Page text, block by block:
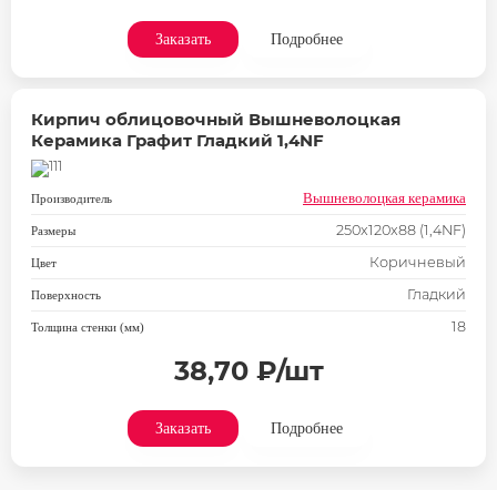
Заказать Подробнее
Кирпич облицовочный Вышневолоцкая
Керамика Графит Гладкий 1,4NF
Производитель Вышневолоцкая керамика
Размеры 250x120x88 (1,4NF)
Цвет Коричневый
Поверхность Гладкий
Толщина стенки (мм) 18
38,70 ₽/шт
Заказать Подробнее